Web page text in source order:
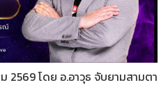
2569 โดย อ.อาวุธ จับยามสามตา